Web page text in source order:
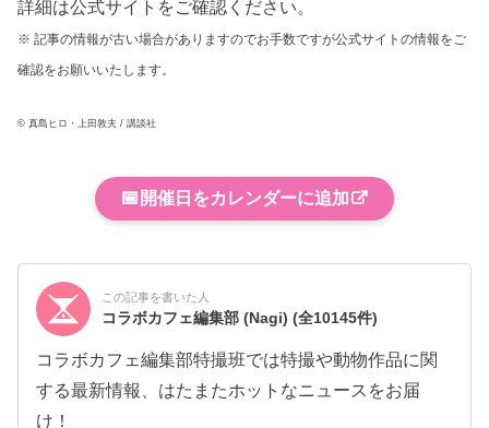
詳細は公式サイトをご確認ください。
※ 記事の情報が古い場合がありますのでお手数ですが公式サイトの情報をご
確認をお願いいたします。
© 真島ヒロ・上田敦夫 / 講談社
📅 開催日をカレンダーに追加
この記事を書いた人
コラボカフェ編集部 (Nagi)(全10145件)
コラボカフェ編集部特撮班では特撮や動物作品に関
する最新情報、はたまたホットなニュースをお届
け！